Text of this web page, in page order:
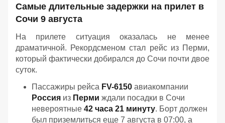
Самые длительные задержки на прилет в
Сочи 9 августа
На прилете ситуация оказалась не менее
драматичной. Рекордсменом стал рейс из Перми,
который фактически добирался до Сочи почти двое
суток.
Пассажиры рейса FV-6150 авиакомпании
Россия из Перми ждали посадки в Сочи
невероятные 42 часа 21 минуту. Борт должен
был приземлиться еще 7 августа в 07:00, а